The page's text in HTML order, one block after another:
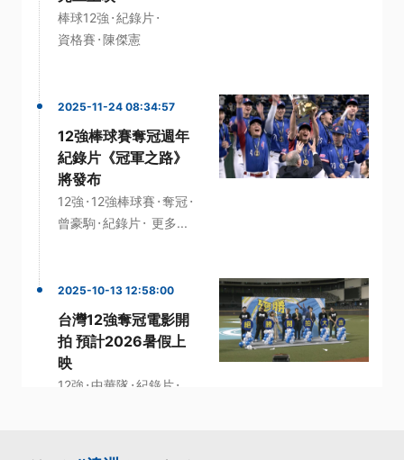
棒球12強 ·紀錄片·
資格賽 ·陳傑憲
2025-11-24 08:34:57
12強棒球賽奪冠週年
紀錄片《冠軍之路》
將發布
12強 · 12強棒球賽 ·奪冠·
曾豪駒·紀錄片· 更多...
2025-10-13 12:58:00
台灣12強奪冠電影開
拍 預計2026暑假上
映
12強 ·中華隊 ·紀錄片·